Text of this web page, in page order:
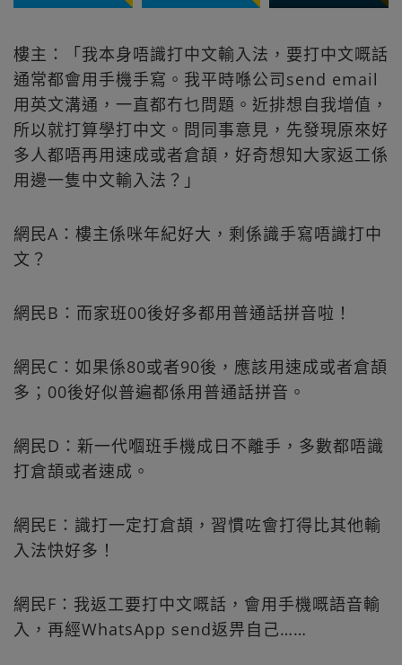
樓主：「我本身唔識打中文輸入法，要打中文嘅話
通常都會用手機手寫。我平時喺公司send email
用英文溝通，一直都冇乜問題。近排想自我增值，
所以就打算學打中文。問同事意見，先發現原來好
多人都唔再用速成或者倉頡，好奇想知大家返工係
用邊一隻中文輸入法？」
網民A：樓主係咪年紀好大，剩係識手寫唔識打中
文？
網民B：而家班00後好多都用普通話拼音啦！
網民C：如果係80或者90後，應該用速成或者倉頡
多；00後好似普遍都係用普通話拼音。
網民D：新一代嗰班手機成日不離手，多數都唔識
打倉頡或者速成。
網民E：識打一定打倉頡，習慣咗會打得比其他輸
入法快好多！
網民F：我返工要打中文嘅話，會用手機嘅語音輸
入，再經WhatsApp send返畀自己……